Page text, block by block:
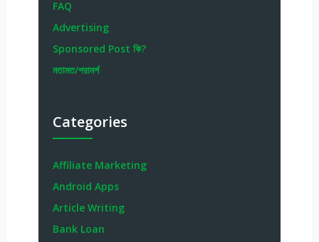
FAQ
Advertising
Sponsored Post কি?
মতামত/পরামর্শ
Categories
Affiliate Marketing
Android Apps
Article Writing
Bank Loan